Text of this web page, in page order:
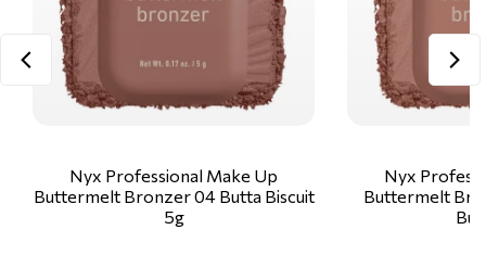
Nyx Professional Make Up
Buttermelt Bronzer 04 Butta Biscuit
5g
Nyx
Buttermelt